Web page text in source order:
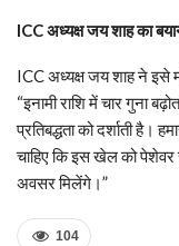
ICC अध्यक्ष जय शाह का
ICC अध्यक्ष जय शाह ने इसे
“इनामी राशि में चार गुना
प्रतिबद्धता को दर्शाती है।
चाहिए कि इस खेल को
अवसर मिलेंगे।”
104